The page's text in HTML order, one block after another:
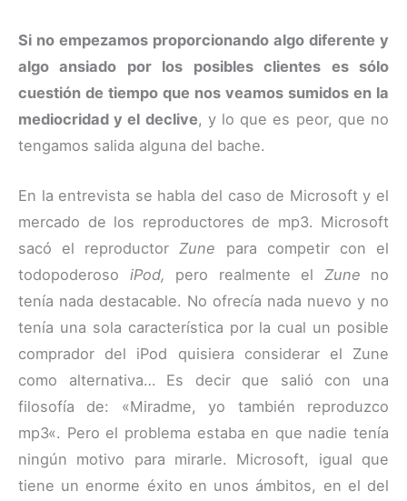
Si no empezamos proporcionando algo diferente y
algo ansiado por los posibles clientes es sólo
cuestión de tiempo que nos veamos sumidos en la
mediocridad y el declive, y lo que es peor, que no
tengamos salida alguna del bache.
En la entrevista se habla del caso de Microsoft y el
mercado de los reproductores de mp3. Microsoft
sacó el reproductorZune para competir con el
todopoderoso iPod, pero realmente el Zune no
tenía nada destacable. No ofrecía nada nuevo y no
tenía una sola característica por la cual un posible
comprador del iPod quisiera considerar el Zune
como alternativa… Es decir que salió con una
filosofía de: «Miradme, yo también reproduzco
mp3«. Pero el problema estaba en que nadie tenía
ningún motivo para mirarle. Microsoft, igual que
tiene un enorme éxito en unos ámbitos, en el del